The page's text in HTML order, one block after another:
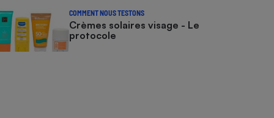
COMMENT NOUS TESTONS
Crèmes solaires visage - Le
protocole